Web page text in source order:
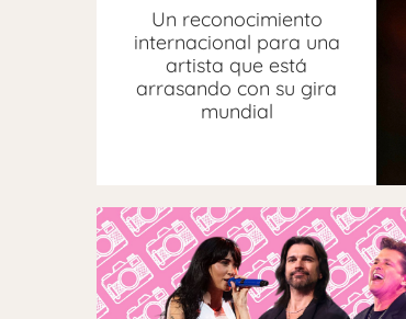
Un reconocimiento
internacional para una
artista que está
arrasando con su gira
mundial